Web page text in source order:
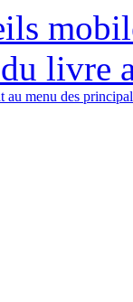
livre
au menu des